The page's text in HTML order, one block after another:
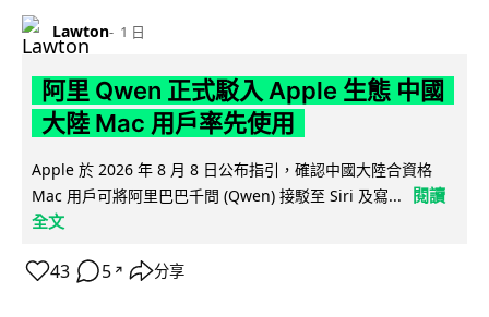
Lawton 1 日
阿里 Qwen 正式駁入 Apple 生態 中國
大陸 Mac 用戶率先使用
Apple 於 2026 年 8 月 8 日公布指引，確認中國大陸合資格
Mac 用戶可將阿里巴巴千問 (Qwen) 接駁至 Siri 及寫...
閱讀
全文
43 5 ↗ 分享